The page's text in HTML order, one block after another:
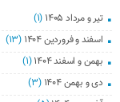
تیر و مرداد ۱۴۰۵
(۱)
اسفند و فروردین ۱۴۰۴
(۱۳)
بهمن و اسفند ۱۴۰۴
(۱)
دی و بهمن ۱۴۰۴
(۳)